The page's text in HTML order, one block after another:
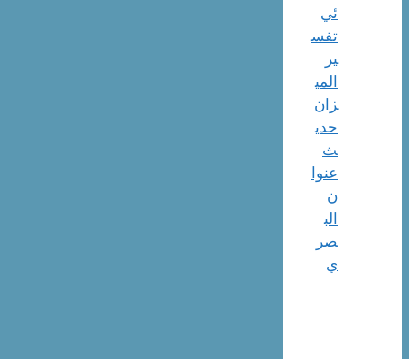
ئي
تفس
ير
المي
زان
حدي
ث
عنوا
ن
الب
صر
ي